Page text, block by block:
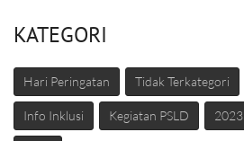
KATEGORI
Hari Peringatan Tidak Terkategori
Info Inklusi Kegiatan PSLD 2023